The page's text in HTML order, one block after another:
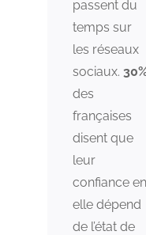
passent du
temps sur
les réseaux
sociaux.
des
françaises
disent que
leur
confiance en
elle dépend
de l’état de